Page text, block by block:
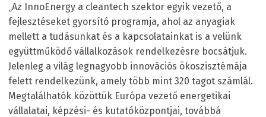
„Az InnoEnergy a cleantech szektor egyik vezető, a
fejlesztéseket gyorsító programja, ahol az anyagiak
mellett a tudásunkat és a kapcsolatainkat is a velünk
együttműködő vállalkozások rendelkezésre bocsátjuk.
Jelenleg a világ legnagyobb innovációs ökoszisztémája
felett rendelkezünk, amely több mint 320 tagot számlál.
Megtalálhatók közöttük Európa vezető energetikai
vállalatai, képzési- és kutatóközpontjai, továbbá